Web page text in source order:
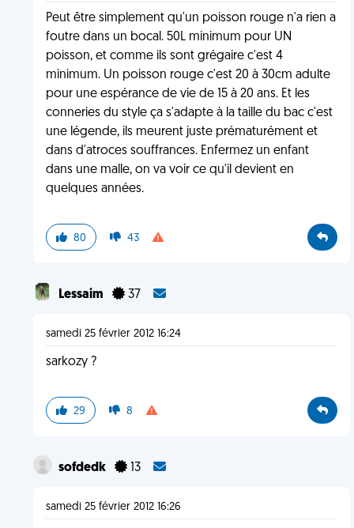
Peut être simplement qu'un poisson rouge n'a rien a
foutre dans un bocal. 50L minimum pour UN
poisson, et comme ils sont grégaire c'est 4
minimum. Un poisson rouge c'est 20 à 30cm adulte
pour une espérance de vie de 15 à 20 ans. Et les
conneries du style ça s'adapte à la taille du bac c'est
une légende, ils meurent juste prématurément et
dans d'atroces souffrances. Enfermez un enfant
dans une malle, on va voir ce qu'il devient en
quelques années.
80 43
Lessaim 37
samedi 25 février 2012 16:24
sarkozy ?
29 8
sofdedk 13
samedi 25 février 2012 16:26